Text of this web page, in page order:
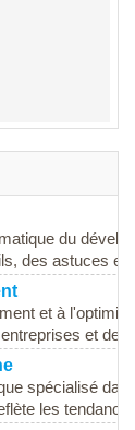
du
des astuces et
et à
et des
spécialisé
les